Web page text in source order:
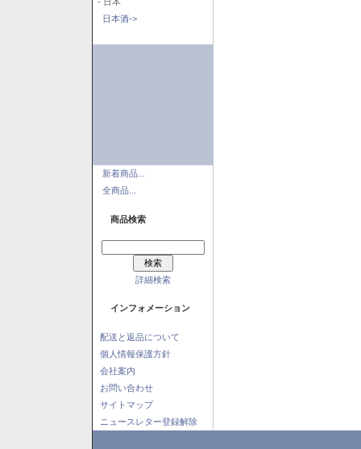
日本酒->
新着商品...
全商品...
商品検索
詳細検索
インフォメーション
配送と返品について
個人情報保護方針
会社案内
お問い合わせ
サイトマップ
ニュースレター登録解除